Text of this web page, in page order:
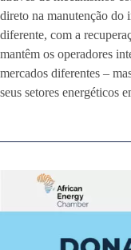
direto na manutenção do
diferente, com a
mantêm os operadores
mercados diferentes –
seus setores energéticos